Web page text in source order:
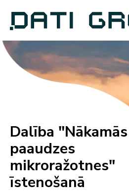
Dalība "Nākamās
paaudzes
mikroražotnes"
īstenošanā